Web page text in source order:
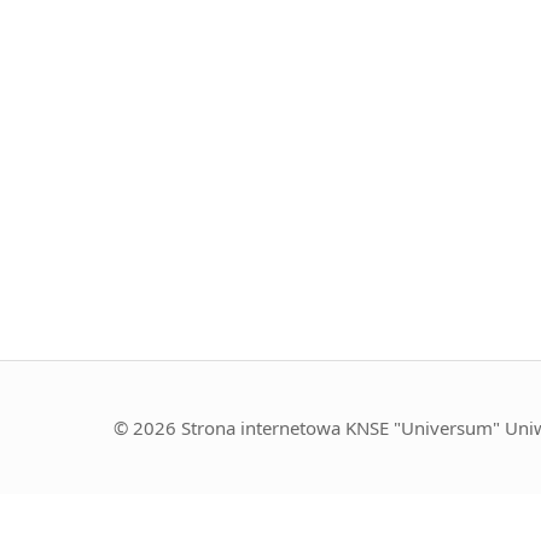
© 2026 Strona internetowa KNSE "Universum"